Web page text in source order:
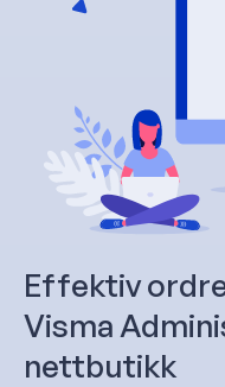
Effektiv
Visma
nettbutikk